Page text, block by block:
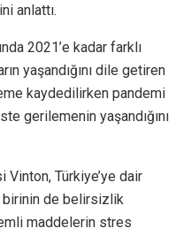
anlattı.
2021’e kadar farklı
yaşandığını dile getiren
kaydedilirken pandemi
gerilemenin yaşandığını
Türkiye’ye dair
birinin de belirsizlik
maddelerin stres